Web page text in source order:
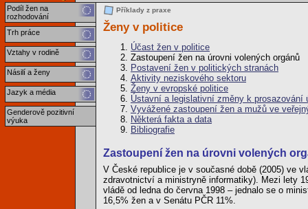
Podíl žen na
rozhodování
Trh práce
Vztahy v rodině
Násilí a ženy
Jazyk a média
Genderově pozitivní
výuka
Příklady z praxe
Ženy v politice
Účast žen v politice
Zastoupení žen na úrovni volených orgánů
Postavení žen v politických stranách
Aktivity neziskového sektoru
Ženy v evropské politice
Ústavní a legislativní změny k prosazování
Vyvážené zastoupení žen a mužů ve
Některá fakta a data
Bibliografie
Zastoupení žen na úrovni volených
V České republice je v současné době (2005) ve
zdravotnictví a ministryně informatiky). Mezi lety
vládě od ledna do června 1998 – jednalo se o
16,5% žen a v Senátu PČR 11%.